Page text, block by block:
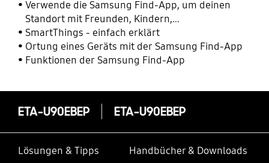
Verwende die Samsung Find-App, um deinen
Standort mit Freunden, Kindern,
Familienmitgliedern und anderen Kontakten zu
teilen
SmartThings - einfach erklärt
Ortung eines Geräts mit der Samsung Find-App
Funktionen der Samsung Find-App
ETA-U90EBEP ETA-U90EBEP
Lösungen & Tipps Handbücher & Downloads